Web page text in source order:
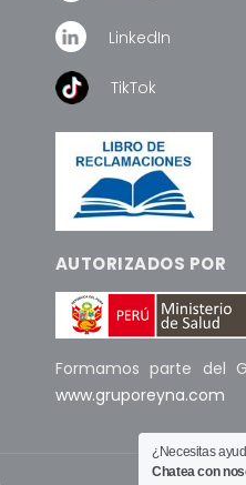
LinkedIn
TikTok
AUTORIZADOS POR
Formamos parte del
www.gruporeyna.com
¿Necesitas
Chatea con